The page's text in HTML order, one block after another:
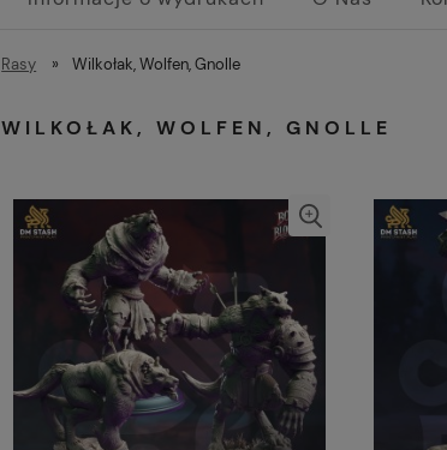
Rasy » Wilkołak, Wolfen, Gnolle
WILKOŁAK, WOLFEN, GNOLLE